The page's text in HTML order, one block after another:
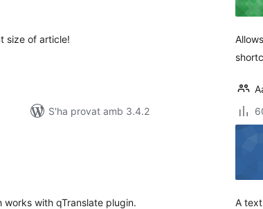
size of article!
S'ha provat amb 3.4.2
with qTranslate plugin. A